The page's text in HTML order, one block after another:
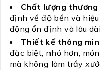
Chất lượng
định về độ bền và
động ổn định và lâu
Thiết kế thông
đặc biệt, nhỏ hơn,
mà không làm trầy